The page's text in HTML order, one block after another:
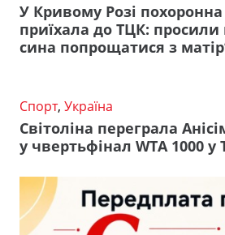
У Кривому Розі
приїхала до ТЦК: просили
сина попрощатися з
Спорт, Україна
Світоліна переграла
у чвертьфінал WTA 1000 у